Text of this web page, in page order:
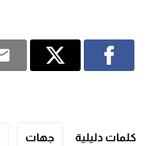
كلمات دليلية جهات